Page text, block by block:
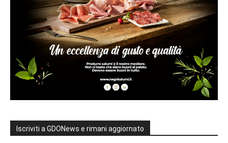
Iscriviti a GDONews e rimani aggiornato